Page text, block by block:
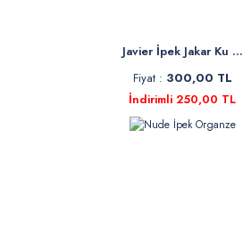
Javier İpek Jakar Ku ...
Fiyat : 300,00 TL
İndirimli 250,00 TL